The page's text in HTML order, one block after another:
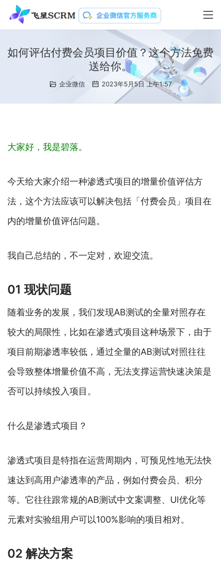
如何评估付费会员项目价值？这个方法免费
送给你。
企业微信 2023年5月5日 上午1:57
大家好，我是碧落。
今天给大家介绍一种渗透式项目的增量价值评估方
法，这个方法应该可以解决包括「付费会员」项目在
内的增量价值评估问题。
我自己总结的，不一定对，欢迎交流。
01 现状问题
随着业务的发展，我们发现AB测试的全量对照存在
较大的局限性，比如在渗透式项目这种场景下，由于
项目前期渗透率较低，通过全量的AB测试对照往往
会导致整体增量价值不高，无法支撑运营快速决策是
否可以持续投入项目。
什么是渗透式项目？
渗透式项目是特指在运营周期内，可预见性地无法快
速达到高用户渗透率的产品，例如付费会员、积分
等。它往往跟常规的AB测试中文案调整、UI优化等
元素对实验组用户可以100%影响的项目相对。
02 解决方案